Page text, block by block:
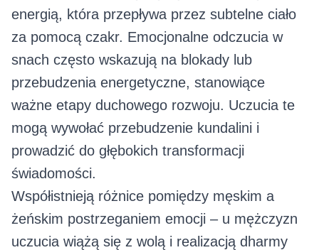
energią, która przepływa przez subtelne ciało
za pomocą czakr. Emocjonalne odczucia w
snach często wskazują na blokady lub
przebudzenia energetyczne, stanowiące
ważne etapy duchowego rozwoju. Uczucia te
mogą wywołać przebudzenie kundalini i
prowadzić do głębokich transformacji
świadomości.
Współistnieją różnice pomiędzy męskim a
żeńskim postrzeganiem emocji – u mężczyzn
uczucia wiążą się z wolą i realizacją dharmy